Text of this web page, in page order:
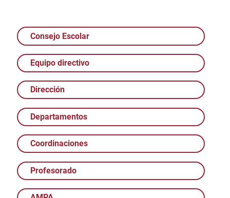
Consejo Escolar
Equipo directivo
Dirección
Departamentos
Coordinaciones
Profesorado